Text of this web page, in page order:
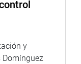
y
Domínguez